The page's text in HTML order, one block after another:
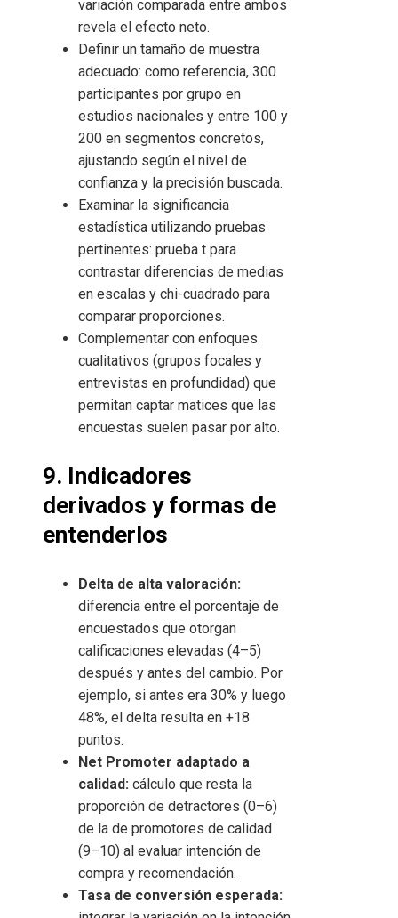
variación comparada entre ambos
revela el efecto neto.
Definir un tamaño de muestra
adecuado: como referencia, 300
participantes por grupo en
estudios nacionales y entre 100 y
200 en segmentos concretos,
ajustando según el nivel de
confianza y la precisión buscada.
Examinar la significancia
estadística utilizando pruebas
pertinentes: prueba t para
contrastar diferencias de medias
en escalas y chi-cuadrado para
comparar proporciones.
Complementar con enfoques
cualitativos (grupos focales y
entrevistas en profundidad) que
permitan captar matices que las
encuestas suelen pasar por alto.
9. Indicadores
derivados y formas de
entenderlos
Delta de alta valoración:
diferencia entre el porcentaje de
encuestados que otorgan
calificaciones elevadas (4–5)
después y antes del cambio. Por
ejemplo, si antes era 30% y luego
48%, el delta resulta en +18
puntos.
Net Promoter adaptado a
calidad: cálculo que resta la
proporción de detractores (0–6)
de la de promotores de calidad
(9–10) al evaluar intención de
compra y recomendación.
Tasa de conversión esperada: